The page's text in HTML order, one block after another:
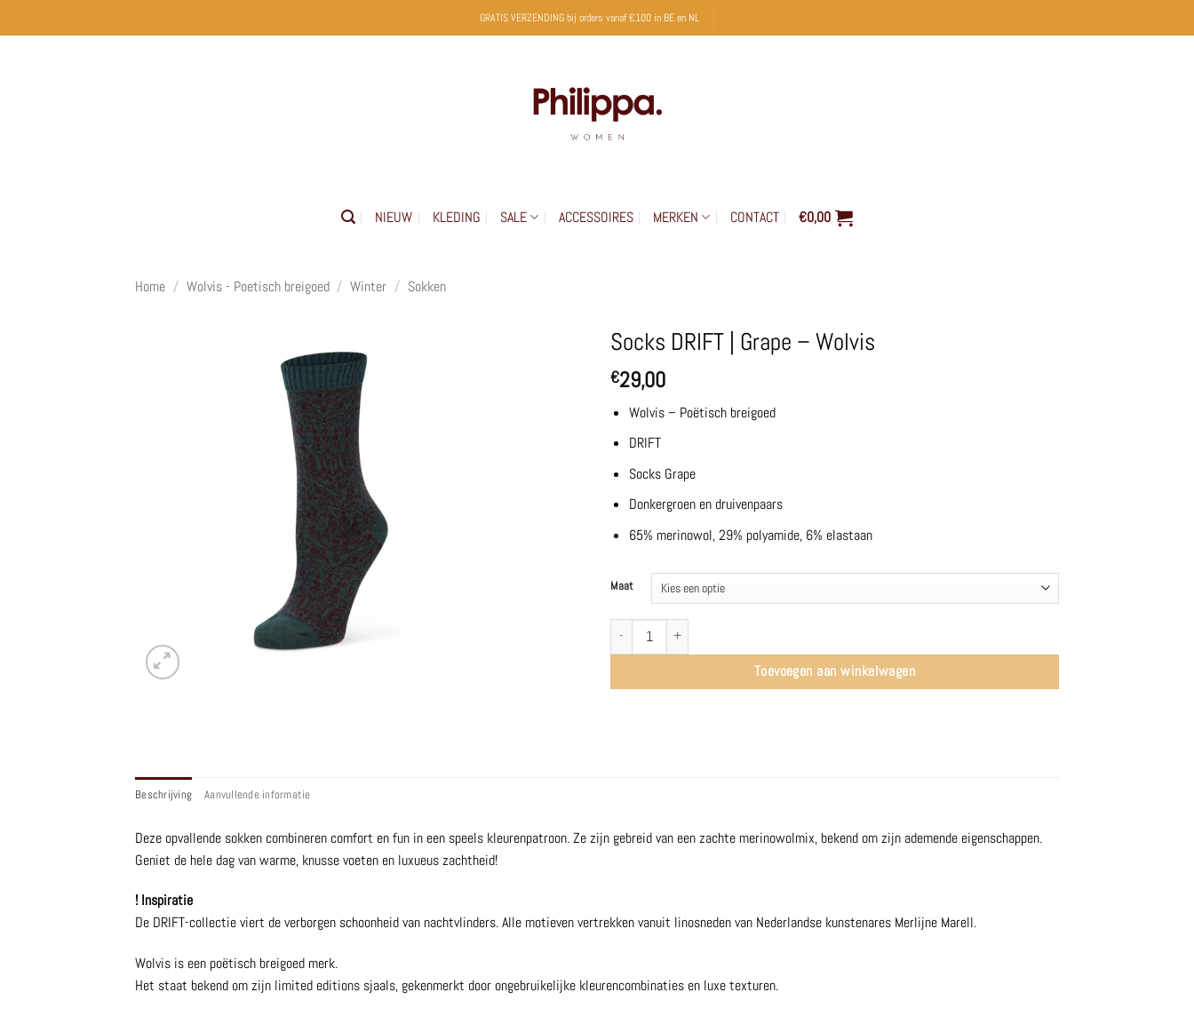
naar
GRATIS VERZENDING bij orders vanaf €100 in BE en NL
NIEUW KLEDING SALE ACCESSOIRES MERKEN CONTACT €0,00
Home / Wolvis - Poetisch breigoed / Winter / Sokken
Socks DRIFT | Grape – Wolvis
€29,00
Wolvis – Poëtisch breigoed
DRIFT
Socks Grape
Donkergroen en druivenpaars
65% merinowol, 29% polyamide, 6% elastaan
Maat
Socks DRIFT | Grape - Wolvis aantal
Toevoegen aan winkelwagen
Beschrijving Aanvullende informatie
Deze opvallende sokken combineren comfort en fun in een speels kleurenpatroon. Ze zijn gebreid van een zachte merinowolmix, bekend om zijn ademende eigenschappen.
Geniet de hele dag van warme, knusse voeten en luxueus zachtheid!
! Inspiratie
De DRIFT-collectie viert de verborgen schoonheid van nachtvlinders. Alle motieven vertrekken vanuit linosneden van Nederlandse kunstenares Merlijne Marell.
Wolvis is een poëtisch breigoed merk.
Het staat bekend om zijn limited editions sjaals, gekenmerkt door ongebruikelijke kleurencombinaties en luxe texturen.